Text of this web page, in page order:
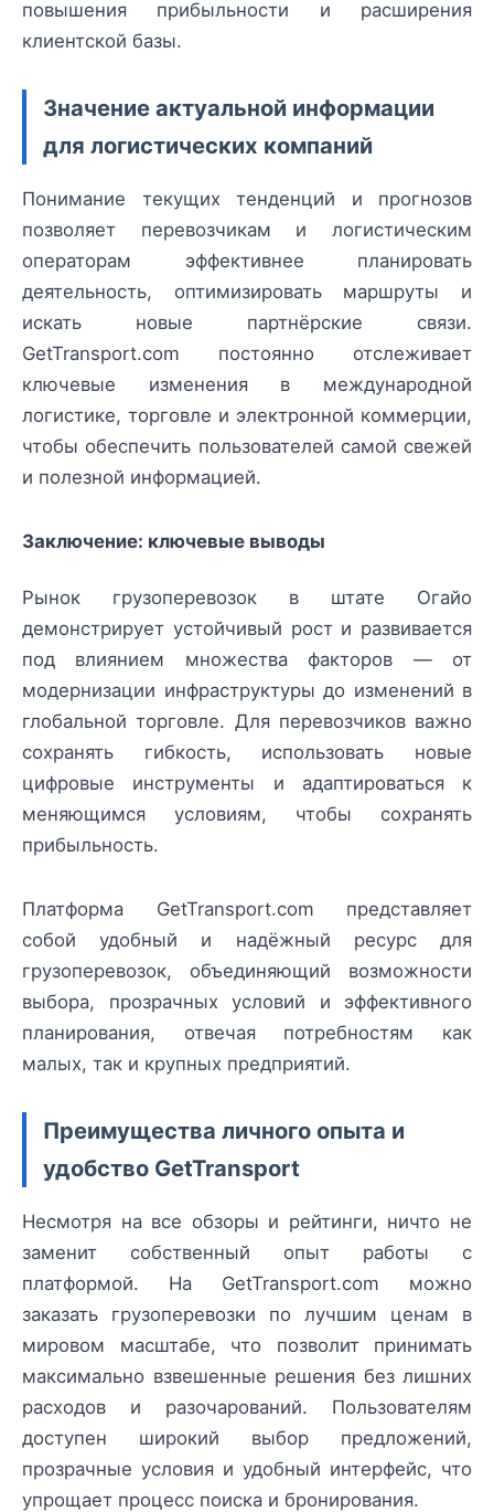
повышения прибыльности и расширения
клиентской базы.
Значение актуальной информации
для логистических компаний
Понимание текущих тенденций и прогнозов
позволяет перевозчикам и логистическим
операторам эффективнее планировать
деятельность, оптимизировать маршруты и
искать новые партнёрские связи.
GetTransport.com постоянно отслеживает
ключевые изменения в международной
логистике, торговле и электронной коммерции,
чтобы обеспечить пользователей самой свежей
и полезной информацией.
Заключение: ключевые выводы
Рынок грузоперевозок в штате Огайо
демонстрирует устойчивый рост и развивается
под влиянием множества факторов — от
модернизации инфраструктуры до изменений в
глобальной торговле. Для перевозчиков важно
сохранять гибкость, использовать новые
цифровые инструменты и адаптироваться к
меняющимся условиям, чтобы сохранять
прибыльность.
Платформа GetTransport.com представляет
собой удобный и надёжный ресурс для
грузоперевозок, объединяющий возможности
выбора, прозрачных условий и эффективного
планирования, отвечая потребностям как
малых, так и крупных предприятий.
Преимущества личного опыта и
удобство GetTransport
Несмотря на все обзоры и рейтинги, ничто не
заменит собственный опыт работы с
платформой. На GetTransport.com можно
заказать грузоперевозки по лучшим ценам в
мировом масштабе, что позволит принимать
максимально взвешенные решения без лишних
расходов и разочарований. Пользователям
доступен широкий выбор предложений,
прозрачные условия и удобный интерфейс, что
упрощает процесс поиска и бронирования.